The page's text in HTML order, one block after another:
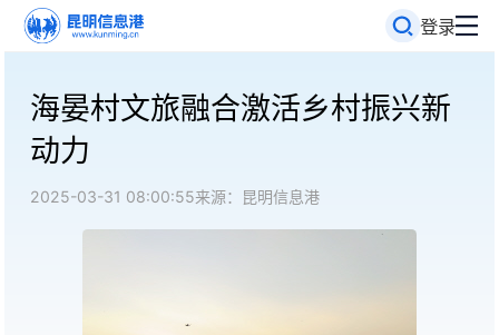
登录
海晏村文旅融合激活乡村振兴新
动力
2025-03-31 08:00:55来源：昆明信息港